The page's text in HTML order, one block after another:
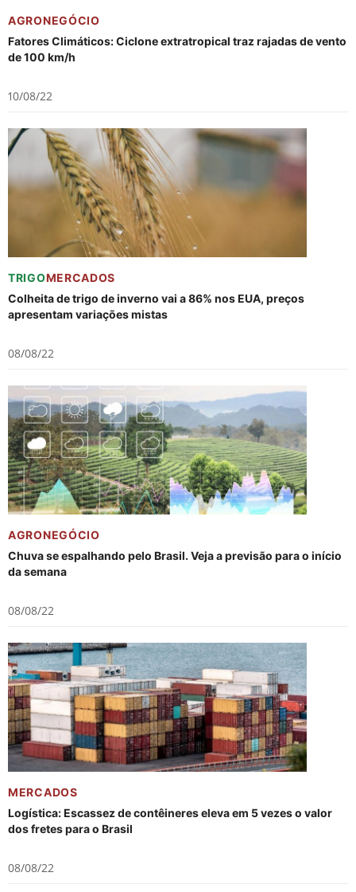
AGRONEGÓCIO
Fatores Climáticos: Ciclone extratropical traz rajadas de vento
de 100 km/h
10/08/22
TRIGOMERCADOS
Colheita de trigo de inverno vai a 86% nos EUA, preços
apresentam variações mistas
08/08/22
AGRONEGÓCIO
Chuva se espalhando pelo Brasil. Veja a previsão para o início
da semana
08/08/22
MERCADOS
Logística: Escassez de contêineres eleva em 5 vezes o valor
dos fretes para o Brasil
08/08/22